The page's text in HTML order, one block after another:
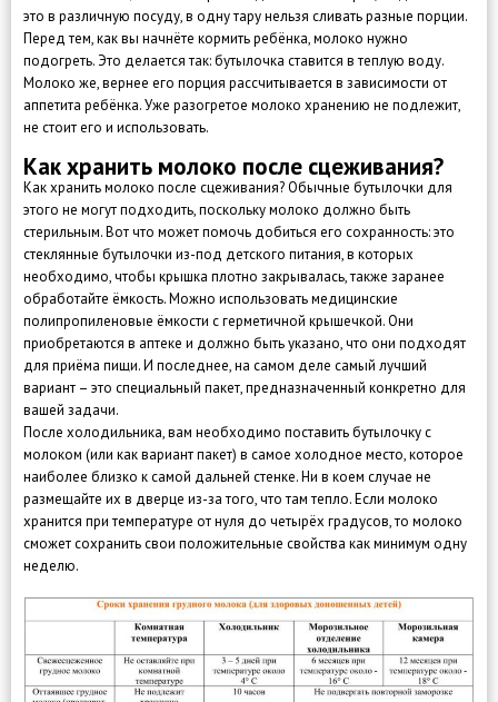
это в различную посуду, в одну тару нельзя сливать разные порции.
Перед тем, как вы начнёте кормить ребёнка, молоко нужно
подогреть. Это делается так: бутылочка ставится в теплую воду.
Молоко же, вернее его порция рассчитывается в зависимости от
аппетита ребёнка. Уже разогретое молоко хранению не подлежит,
не стоит его и использовать.
Как хранить молоко после сцеживания?
Как хранить молоко после сцеживания? Обычные бутылочки для
этого не могут подходить, поскольку молоко должно быть
стерильным. Вот что может помочь добиться его сохранность: это
стеклянные бутылочки из-под детского питания, в которых
необходимо, чтобы крышка плотно закрывалась, также заранее
обработайте ёмкость. Можно использовать медицинские
полипропиленовые ёмкости с герметичной крышечкой. Они
приобретаются в аптеке и должно быть указано, что они подходят
для приёма пищи. И последнее, на самом деле самый лучший
вариант – это специальный пакет, предназначенный конкретно для
вашей задачи.
После холодильника, вам необходимо поставить бутылочку с
молоком (или как вариант пакет) в самое холодное место, которое
наиболее близко к самой дальней стенке. Ни в коем случае не
размещайте их в дверце из-за того, что там тепло. Если молоко
хранится при температуре от нуля до четырёх градусов, то молоко
сможет сохранить свои положительные свойства как минимум одну
неделю.